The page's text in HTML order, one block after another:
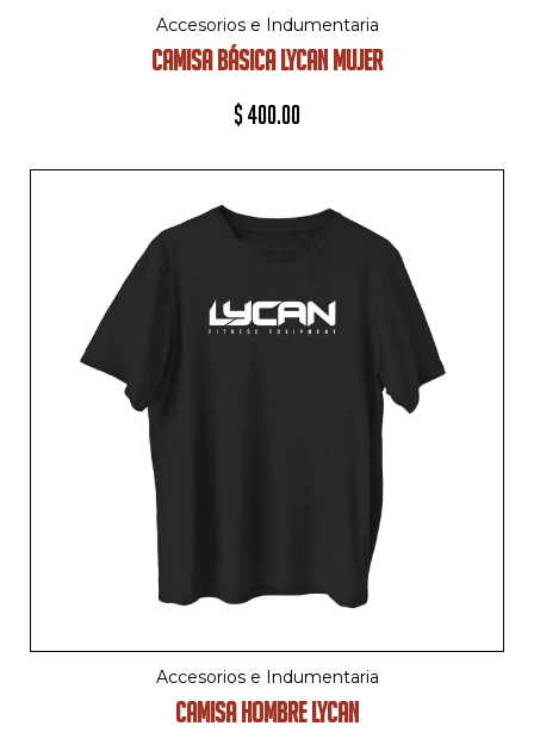
Accesorios e Indumentaria
CAMISA BÁSICA LYCAN MUJER
$400.00
Accesorios e Indumentaria
CAMISA HOMBRE LYCAN